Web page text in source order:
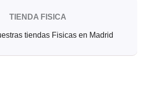
TIENDA FISICA
tiendas Fisicas en Madrid